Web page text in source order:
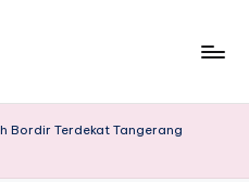
Bordir Terdekat Tangerang